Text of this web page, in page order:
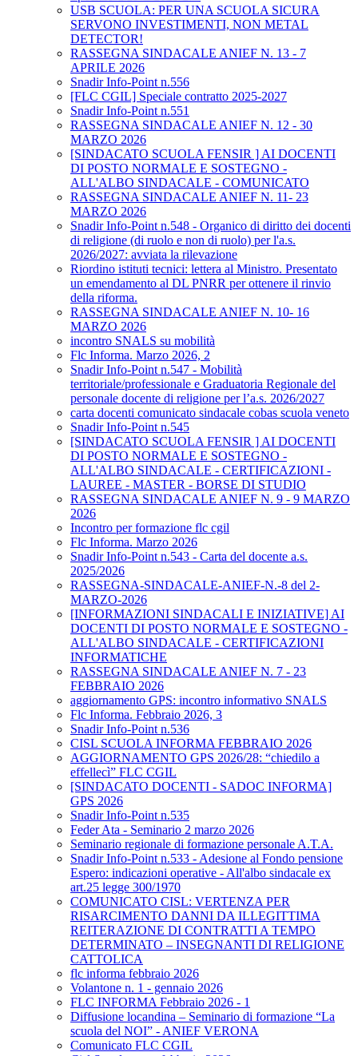
USB SCUOLA: PER UNA SCUOLA SICURA
SERVONO INVESTIMENTI, NON METAL
DETECTOR!
RASSEGNA SINDACALE ANIEF N. 13 - 7
APRILE 2026
Snadir Info-Point n.556
[FLC CGIL] Speciale contratto 2025-2027
Snadir Info-Point n.551
RASSEGNA SINDACALE ANIEF N. 12 - 30
MARZO 2026
[SINDACATO SCUOLA FENSIR ] AI DOCENTI
DI POSTO NORMALE E SOSTEGNO -
ALL'ALBO SINDACALE - COMUNICATO
RASSEGNA SINDACALE ANIEF N. 11- 23
MARZO 2026
Snadir Info-Point n.548 - Organico di diritto dei docenti
di religione (di ruolo e non di ruolo) per l'a.s.
2026/2027: avviata la rilevazione
Riordino istituti tecnici: lettera al Ministro. Presentato
un emendamento al DL PNRR per ottenere il rinvio
della riforma.
RASSEGNA SINDACALE ANIEF N. 10- 16
MARZO 2026
incontro SNALS su mobilità
Flc Informa. Marzo 2026, 2
Snadir Info-Point n.547 - Mobilità
territoriale/professionale e Graduatoria Regionale del
personale docente di religione per l’a.s. 2026/2027
carta docenti comunicato sindacale cobas scuola veneto
Snadir Info-Point n.545
[SINDACATO SCUOLA FENSIR ] AI DOCENTI
DI POSTO NORMALE E SOSTEGNO -
ALL'ALBO SINDACALE - CERTIFICAZIONI -
LAUREE - MASTER - BORSE DI STUDIO
RASSEGNA SINDACALE ANIEF N. 9 - 9 MARZO
2026
Incontro per formazione flc cgil
Flc Informa. Marzo 2026
Snadir Info-Point n.543 - Carta del docente a.s.
2025/2026
RASSEGNA-SINDACALE-ANIEF-N.-8 del 2-
MARZO-2026
[INFORMAZIONI SINDACALI E INIZIATIVE] AI
DOCENTI DI POSTO NORMALE E SOSTEGNO -
ALL'ALBO SINDACALE - CERTIFICAZIONI
INFORMATICHE
RASSEGNA SINDACALE ANIEF N. 7 - 23
FEBBRAIO 2026
aggiornamento GPS: incontro informativo SNALS
Flc Informa. Febbraio 2026, 3
Snadir Info-Point n.536
CISL SCUOLA INFORMA FEBBRAIO 2026
AGGIORNAMENTO GPS 2026/28: “chiedilo a
effellecì” FLC CGIL
[SINDACATO DOCENTI - SADOC INFORMA]
GPS 2026
Snadir Info-Point n.535
Feder Ata - Seminario 2 marzo 2026
Seminario regionale di formazione personale A.T.A.
Snadir Info-Point n.533 - Adesione al Fondo pensione
Espero: indicazioni operative - All'albo sindacale ex
art.25 legge 300/1970
COMUNICATO CISL: VERTENZA PER
RISARCIMENTO DANNI DA ILLEGITTIMA
REITERAZIONE DI CONTRATTI A TEMPO
DETERMINATO – INSEGNANTI DI RELIGIONE
CATTOLICA
flc informa febbraio 2026
Volantone n. 1 - gennaio 2026
FLC INFORMA Febbraio 2026 - 1
Diffusione locandina – Seminario di formazione “La
scuola del NOI” - ANIEF VERONA
Comunicato FLC CGIL